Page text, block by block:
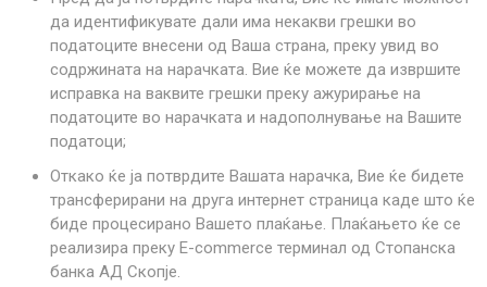
да идентификувате дали има некакви грешки во
податоците внесени од Ваша страна, преку увид во
содржината на нарачката. Вие ќе можете да извршите
исправка на ваквите грешки преку ажурирање на
податоците во нарачката и надополнување на Вашите
податоци;
Откако ќе ја потврдите Вашата нарачка, Вие ќе бидете
трансферирани на друга интернет страница каде што ќе
биде процесирано Вашето плаќање. Плаќањето ќе се
реализира преку E-commerce терминал од Стопанска
банка АД Скопје.